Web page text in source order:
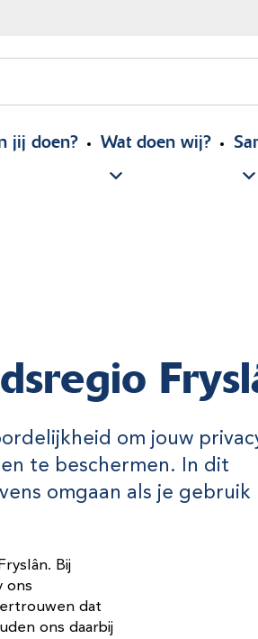
jij doen? Wat doen wij?
om jouw
te beschermen. In dit
omgaan als je gebruik
Bij
ons
dat
ons daarbij